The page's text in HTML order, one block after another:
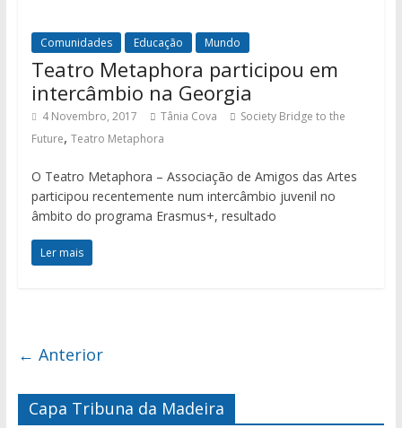
Comunidades Educação Mundo
Teatro Metaphora participou em
intercâmbio na Georgia
4 Novembro, 2017 Tânia Cova
Society Bridge to the
Future, Teatro Metaphora
O Teatro Metaphora – Associação de Amigos das Artes
participou recentemente num intercâmbio juvenil no
âmbito do programa Erasmus+, resultado
Ler mais
← Anterior
Capa Tribuna da Madeira